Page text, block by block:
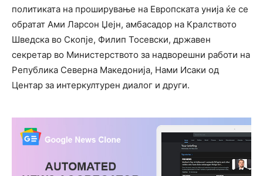
политиката на проширување на Европската унија ќе се
обратат Ами Ларсон Џејн, амбасадор на Кралството
Шведска во Скопје, Филип Тосевски, државен
секретар во Министерството за надворешни работи на
Република Северна Македонија, Нами Исаки од
Центар за интеркултурен диалог и други.